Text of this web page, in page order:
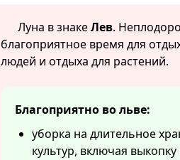
Луна в знакеЛев.
благоприятное время для
людей и отдыха для растений.
Благоприятно во льве:
уборка на длительное
культур, включая